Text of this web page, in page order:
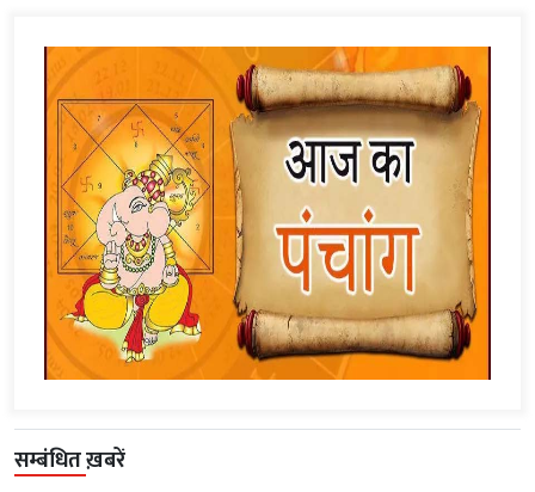
सम्बंधित ख़बरें